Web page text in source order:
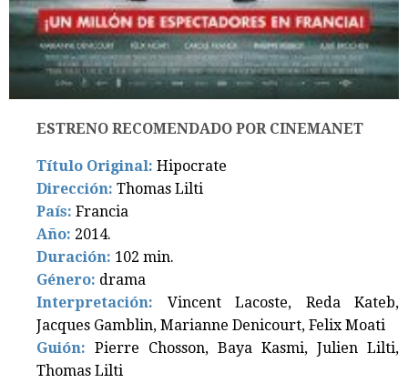
ESTRENO RECOMENDADO POR CINEMANET
Título Original: Hipocrate
Dirección: Thomas Lilti
País: Francia
Año: 2014.
Duración: 102 min.
Género: drama
Interpretación: Vincent Lacoste, Reda Kateb,
Jacques Gamblin, Marianne Denicourt, Felix Moati
Guión: Pierre Chosson, Baya Kasmi, Julien Lilti,
Thomas Lilti